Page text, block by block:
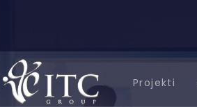
Projekti